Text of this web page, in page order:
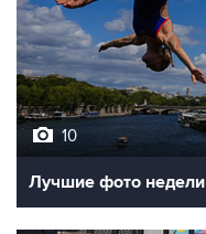
10
Лучшие фото недели